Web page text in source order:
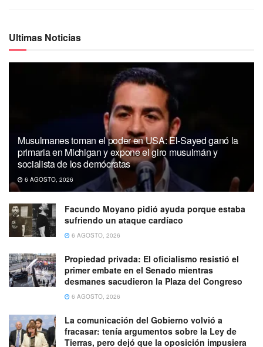
Ultimas Noticias
Musulmanes toman el poder en USA: El-Sayed ganó la
primaria en Michigan y expone el giro musulmán y
socialista de los demócratas
6 AGOSTO, 2026
Facundo Moyano pidió ayuda porque estaba
sufriendo un ataque cardíaco
6 AGOSTO, 2026
Propiedad privada: El oficialismo resistió el
primer embate en el Senado mientras
desmanes sacudieron la Plaza del Congreso
6 AGOSTO, 2026
La comunicación del Gobierno volvió a
fracasar: tenía argumentos sobre la Ley de
Tierras, pero dejó que la oposición impusiera